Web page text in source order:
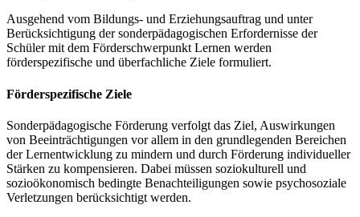
Ausgehend vom Bildungs- und Erziehungsauftrag und unter
Berücksichtigung der sonderpädagogischen Erfordernisse der
Schüler mit dem Förderschwerpunkt Lernen werden
förderspezifische und überfachliche Ziele formuliert.
Förderspezifische Ziele
Sonderpädagogische Förderung verfolgt das Ziel, Auswirkungen
von Beeinträchtigungen vor allem in den grundlegenden Bereichen
der Lernentwicklung zu mindern und durch Förderung individueller
Stärken zu kompensieren. Dabei müssen soziokulturell und
sozioökonomisch bedingte Benachteiligungen sowie psychosoziale
Verletzungen berücksichtigt werden.